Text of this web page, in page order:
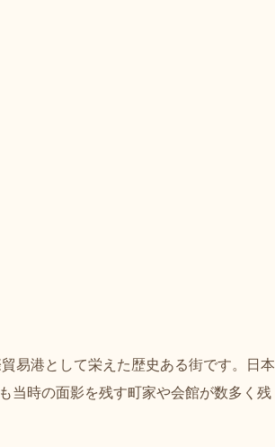
易港として栄えた歴史ある街です。日本
当時の面影を残す町家や会館が数多く残